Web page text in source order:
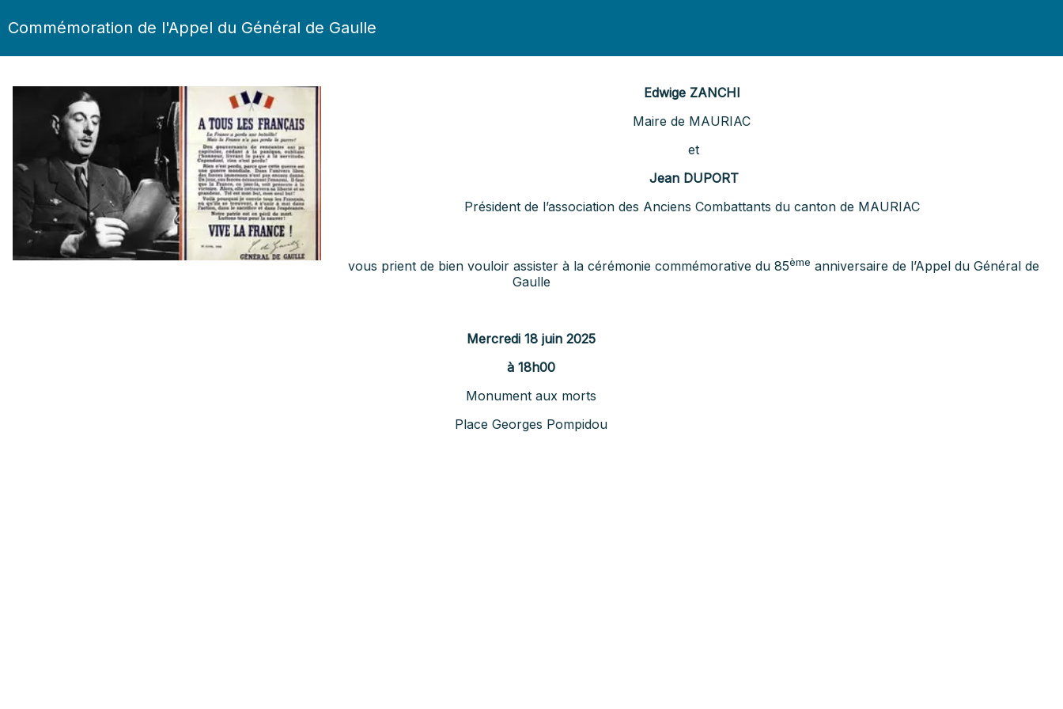
Commémoration de l'Appel du Général de Gaulle
Edwige ZANCHI
Maire de MAURIAC
et
Jean DUPORT
Président de l’association des Anciens Combattants du canton de MAURIAC
vous prient de bien vouloir assister à la cérémonie commémorative du 85ème anniversaire de l’Appel du Général de
Gaulle
Mercredi 18 juin 2025
à 18h00
Monument aux morts
Place Georges Pompidou